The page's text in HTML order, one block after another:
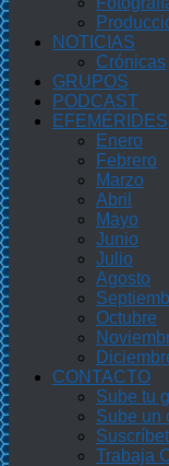
NOTICIAS
Crónicas
GRUPOS
PODCAST
EFEMÉRIDES
Enero
Febrero
Marzo
Abril
Mayo
Junio
Julio
Agosto
Octubre
CONTACTO
Sube tu
Sube un
Trabaja